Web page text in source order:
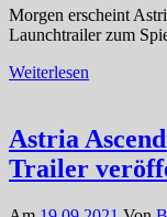
Morgen erscheint
Launchtrailer zum
Weiterlesen
Astria
Trailer